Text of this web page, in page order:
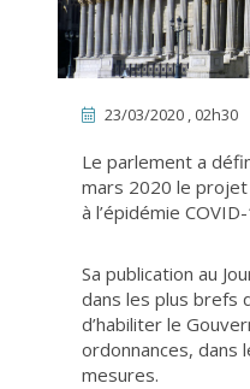
23/03/2020 , 02h30
Le parlement a
mars 2020 le projet
à l’épidémie
Sa publication au
dans les plus brefs
d’habiliter le
ordonnances, dans
mesures.